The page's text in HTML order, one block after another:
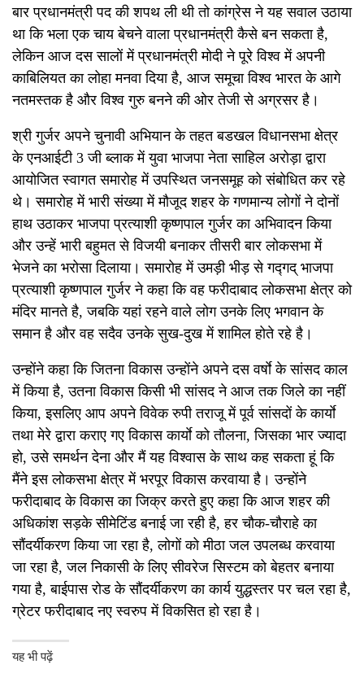
बार प्रधानमंत्री पद की शपथ ली थी तो कांग्रेस ने यह सवाल उठाया
था कि भला एक चाय बेचने वाला प्रधानमंत्री कैसे बन सकता है,
लेकिन आज दस सालों में प्रधानमंत्री मोदी ने पूरे विश्व में अपनी
काबिलियत का लोहा मनवा दिया है, आज समूचा विश्व भारत के आगे
नतमस्तक है और विश्व गुरु बनने की ओर तेजी से अग्रसर है।
श्री गुर्जर अपने चुनावी अभियान के तहत बडखल विधानसभा क्षेत्र
के एनआईटी 3 जी ब्लाक में युवा भाजपा नेता साहिल अरोड़ा द्वारा
आयोजित स्वागत समारोह में उपस्थित जनसमूह को संबोधित कर रहे
थे। समारोह में भारी संख्या में मौजूद शहर के गणमान्य लोगों ने दोनों
हाथ उठाकर भाजपा प्रत्याशी कृष्णपाल गुर्जर का अभिवादन किया
और उन्हें भारी बहुमत से विजयी बनाकर तीसरी बार लोकसभा में
भेजने का भरोसा दिलाया। समारोह में उमड़ी भीड़ से गद्गद् भाजपा
प्रत्याशी कृष्णपाल गुर्जर ने कहा कि वह फरीदाबाद लोकसभा क्षेत्र को
मंदिर मानते है, जबकि यहां रहने वाले लोग उनके लिए भगवान के
समान है और वह सदैव उनके सुख-दुख में शामिल होते रहे है।
उन्होंने कहा कि जितना विकास उन्होंने अपने दस वर्षाे के सांसद काल
में किया है, उतना विकास किसी भी सांसद ने आज तक जिले का नहीं
किया, इसलिए आप अपने विवेक रुपी तराजू में पूर्व सांसदों के कार्याे
तथा मेरे द्वारा कराए गए विकास कार्याे को तौलना, जिसका भार ज्यादा
हो, उसे समर्थन देना और मैं यह विश्वास के साथ कह सकता हूं कि
मैंने इस लोकसभा क्षेत्र में भरपूर विकास करवाया है। उन्होंने
फरीदाबाद के विकास का जिक्र करते हुए कहा कि आज शहर की
अधिकांश सड़के सीमेटिंड बनाई जा रही है, हर चौक-चौराहे का
सौंदर्यीकरण किया जा रहा है, लोगों को मीठा जल उपलब्ध करवाया
जा रहा है, जल निकासी के लिए सीवरेज सिस्टम को बेहतर बनाया
गया है, बाईपास रोड के सौंदर्यीकरण का कार्य युद्धस्तर पर चल रहा है,
ग्रेटर फरीदाबाद नए स्वरुप में विकसित हो रहा है।
यह भी पढ़ें